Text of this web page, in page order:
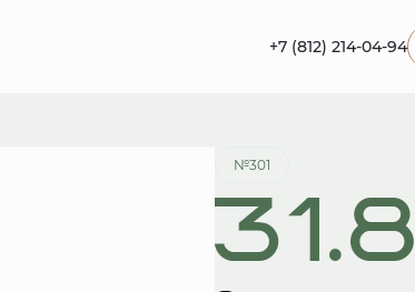
+7 (812) 214-04-94
№301
31.8